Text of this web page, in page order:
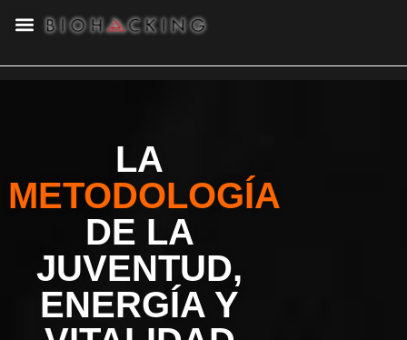
LA
METODOLOGÍA
DE LA
JUVENTUD,
ENERGÍA Y